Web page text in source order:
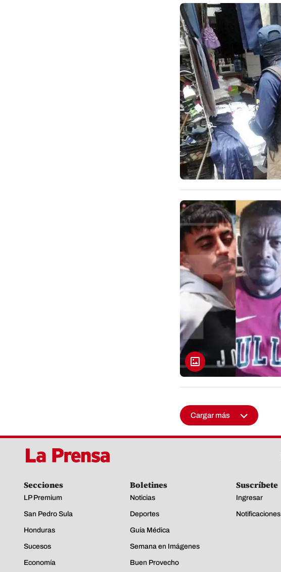
Cargar más
Secciones
LP Premium
San Pedro Sula
Honduras
Sucesos
Economía
Boletines
Noticias
Deportes
Guía Médica
Semana en Imágenes
Buen Provecho
Suscríbete
Ingresar
Notificaciones